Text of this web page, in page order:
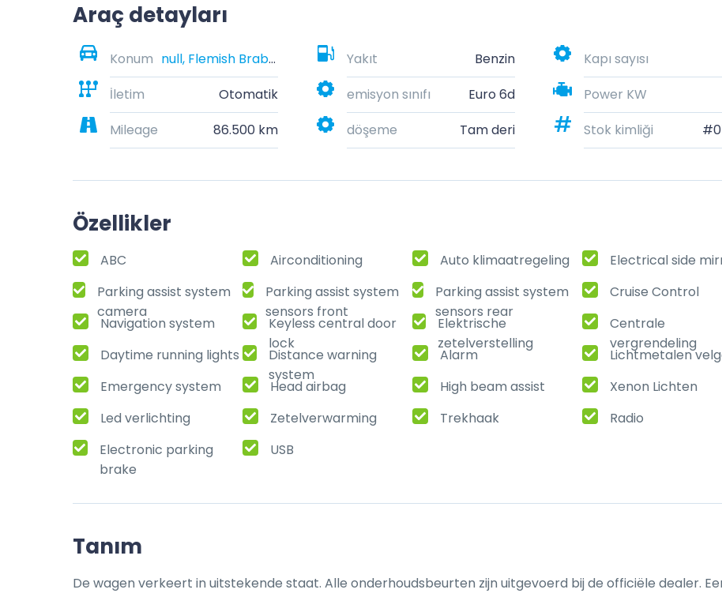
Araç detayları
Konum null, Flemish Brabant, Belgium Yakıt Benzin Kapı sayısı
İletim
Otomatik emisyon sınıfı Euro 6d Power KW
Mileage
86.500 km döşeme Tam deri Stok kimliği
Özellikler
ABC Airconditioning Auto klimaatregeling
Electrical side
Parking assist system
camera
Parking assist system
sensors front
Parking assist system
sensors rear
Cruise Control
Navigation system
Keyless central door
lock
Elektrische
zetelverstelling
Centrale
vergrendeling
Daytime running lights
Distance warning
system
Alarm
Lichtmetalen
Emergency system
Head airbag High beam assist
Xenon Lichten
Led verlichting
Zetelverwarming Trekhaak
Radio
Electronic parking
brake
USB
Tanım
De wagen verkeert in uitstekende staat. Alle onderhoudsbeurten zijn uitgevoerd bij de officiële dealer.